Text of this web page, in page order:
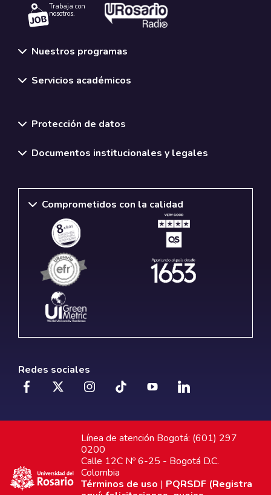
Trabaja con
nosotros.
Nuestros programas
Servicios académicos
Protección de datos
Documentos institucionales y legales
Comprometidos con la calidad
Redes sociales
Línea de atención Bogotá: (601) 297
0200
Calle 12C Nº 6-25 - Bogotá D.C.
Colombia
Términos de uso | PQRSDF (Registra